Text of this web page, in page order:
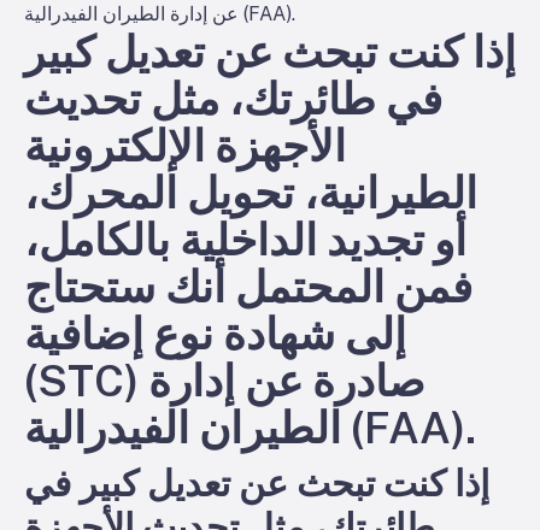
عن إدارة الطيران الفيدرالية (FAA).
إذا كنت تبحث عن تعديل كبير
في طائرتك، مثل تحديث
الأجهزة الإلكترونية
الطيرانية، تحويل المحرك،
أو تجديد الداخلية بالكامل،
فمن المحتمل أنك ستحتاج
إلى شهادة نوع إضافية
(STC) صادرة عن إدارة
الطيران الفيدرالية (FAA).
إذا كنت تبحث عن تعديل كبير في